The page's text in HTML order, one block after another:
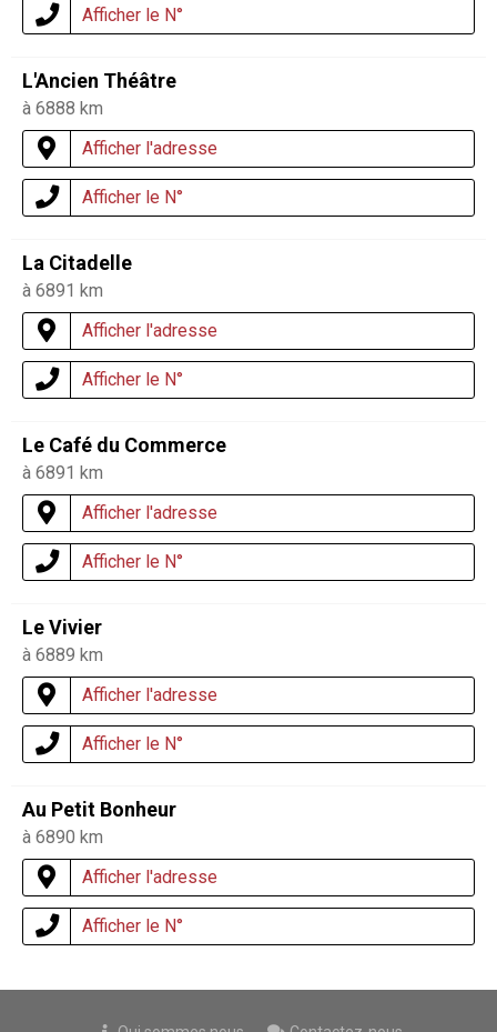
Afficher le N°
L'Ancien Théâtre
à 6888 km
Afficher l'adresse
Afficher le N°
La Citadelle
à 6891 km
Afficher l'adresse
Afficher le N°
Le Café du Commerce
à 6891 km
Afficher l'adresse
Afficher le N°
Le Vivier
à 6889 km
Afficher l'adresse
Afficher le N°
Au Petit Bonheur
à 6890 km
Afficher l'adresse
Afficher le N°